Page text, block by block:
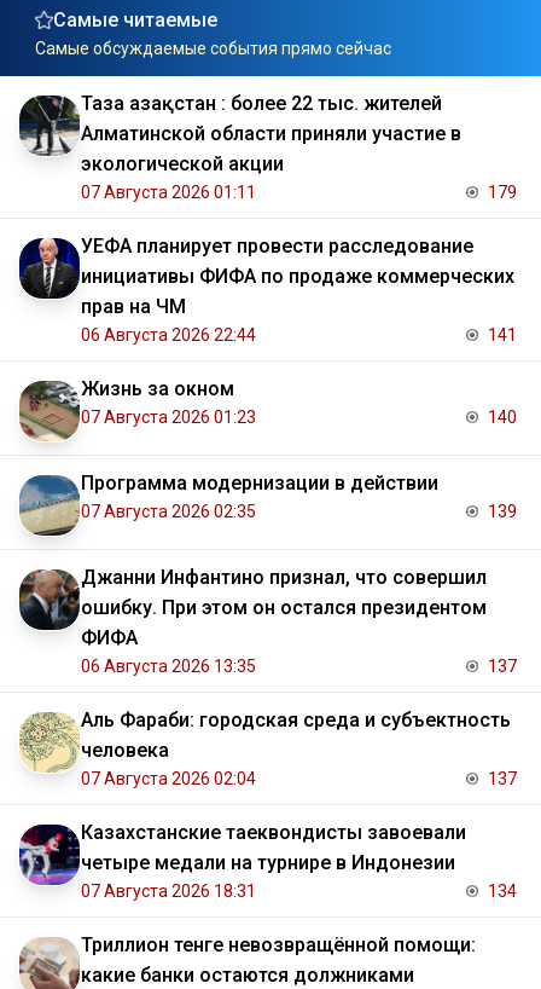
Самые читаемые
Самые обсуждаемые события прямо сейчас
Таза Қазақстан : более 22 тыс. жителей
Алматинской области приняли участие в
экологической акции
07 Августа 2026 01:11 179
УЕФА планирует провести расследование
инициативы ФИФА по продаже коммерческих
прав на ЧМ
06 Августа 2026 22:44 141
Жизнь за окном
07 Августа 2026 01:23 140
Программа модернизации в действии
07 Августа 2026 02:35 139
Джанни Инфантино признал, что совершил
ошибку. При этом он остался президентом
ФИФА
06 Августа 2026 13:35 137
Аль Фараби: городская среда и субъектность
человека
07 Августа 2026 02:04 137
Казахстанские таеквондисты завоевали
четыре медали на турнире в Индонезии
07 Августа 2026 18:31 134
Триллион тенге невозвращённой помощи:
какие банки остаются должниками